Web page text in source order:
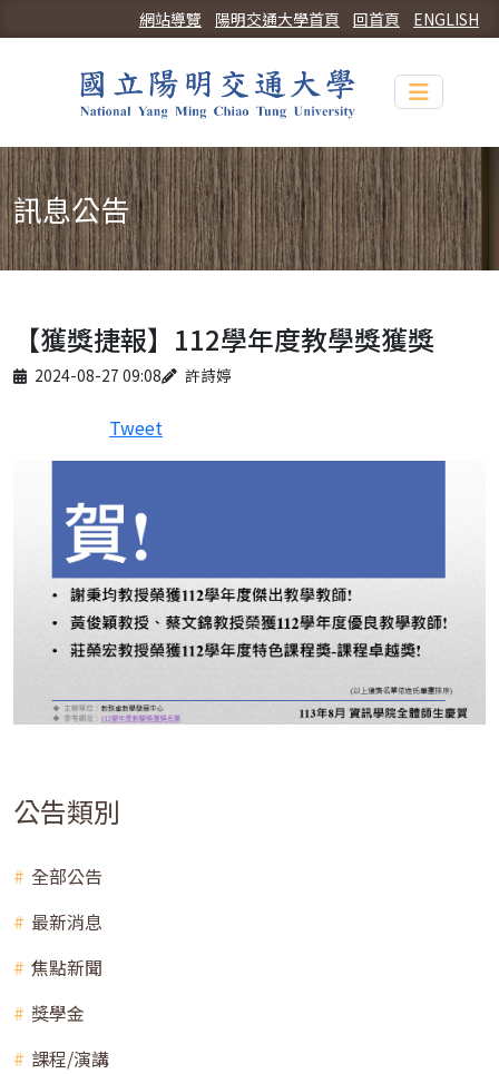
ENGLISH
回首頁
陽明交通大學首頁
網站導覽
Toggle
訊息公告
【獲獎捷報】112學年度教學獎獲獎
Published on
2024-08-27 09:08
Author 許詩婷
Tweet
公告類別
全部公告
最新消息
焦點新聞
獎學金
課程/演講